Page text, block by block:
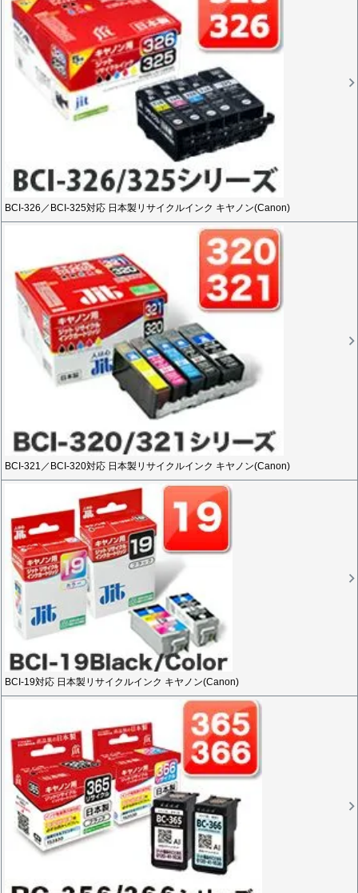
BCI-326／BCI-325対応 日本製リサイクルインク キヤノン(Canon)
BCI-321／BCI-320対応 日本製リサイクルインク キヤノン(Canon)
BCI-19対応 日本製リサイクルインク キヤノン(Canon)